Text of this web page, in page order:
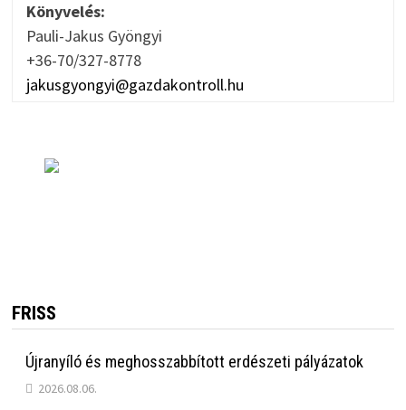
Könyvelés:
Pauli-Jakus Gyöngyi
+36-70/327-8778
jakusgyongyi@gazdakontroll.hu
FRISS
Újranyíló és meghosszabbított erdészeti pályázatok
2026.08.06.